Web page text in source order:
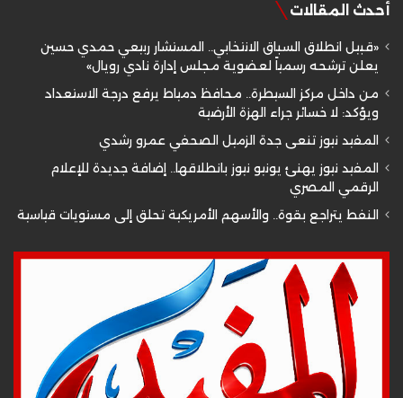
أحدث المقالات
«قبيل انطلاق السباق الانتخابي.. المستشار ربيعي حمدي حسين
يعلن ترشحه رسمياً لعضوية مجلس إدارة نادي رويال»
من داخل مركز السيطرة.. محافظ دمياط يرفع درجة الاستعداد
ويؤكد: لا خسائر جراء الهزة الأرضية
المفيد نيوز تنعى جدة الزميل الصحفي عمرو رشدي
المفيد نيوز يهنئ يونيو نيوز بانطلاقها.. إضافة جديدة للإعلام
الرقمي المصري
النفط يتراجع بقوة.. والأسهم الأمريكية تحلق إلى مستويات قياسية